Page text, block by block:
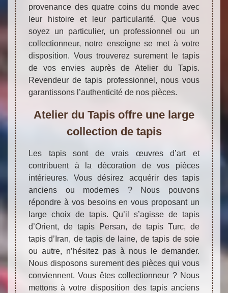
provenance des quatre coins du monde avec
leur histoire et leur particularité. Que vous
soyez un particulier, un professionnel ou un
collectionneur, notre enseigne se met à votre
disposition. Vous trouverez surement le tapis
de vos envies auprès de Atelier du Tapis.
Revendeur de tapis professionnel, nous vous
garantissons l’authenticité de nos pièces.
Atelier du Tapis offre une large
collection de tapis
Les tapis sont de vrais œuvres d’art et
contribuent à la décoration de vos pièces
intérieures. Vous désirez acquérir des tapis
anciens ou modernes ? Nous pouvons
répondre à vos besoins en vous proposant un
large choix de tapis. Qu’il s’agisse de tapis
d’Orient, de tapis Persan, de tapis Turc, de
tapis d’Iran, de tapis de laine, de tapis de soie
ou autre, n’hésitez pas à nous le demander.
Nous disposons surement des pièces qui vous
conviennent. Vous êtes collectionneur ? Nous
mettons à votre disposition des tapis anciens